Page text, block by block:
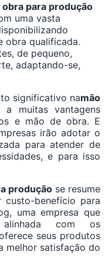
obra para produção
uma vasta
obra qualificada.
de pequeno,
adaptando-se,
significativo namão
a muitas vantagens
e mão de obra. E
irão adotar o
para atender de
e para isso
produção se resume
custo-benefício para
uma empresa que
alinhada com os
seus produtos
melhor satisfação do